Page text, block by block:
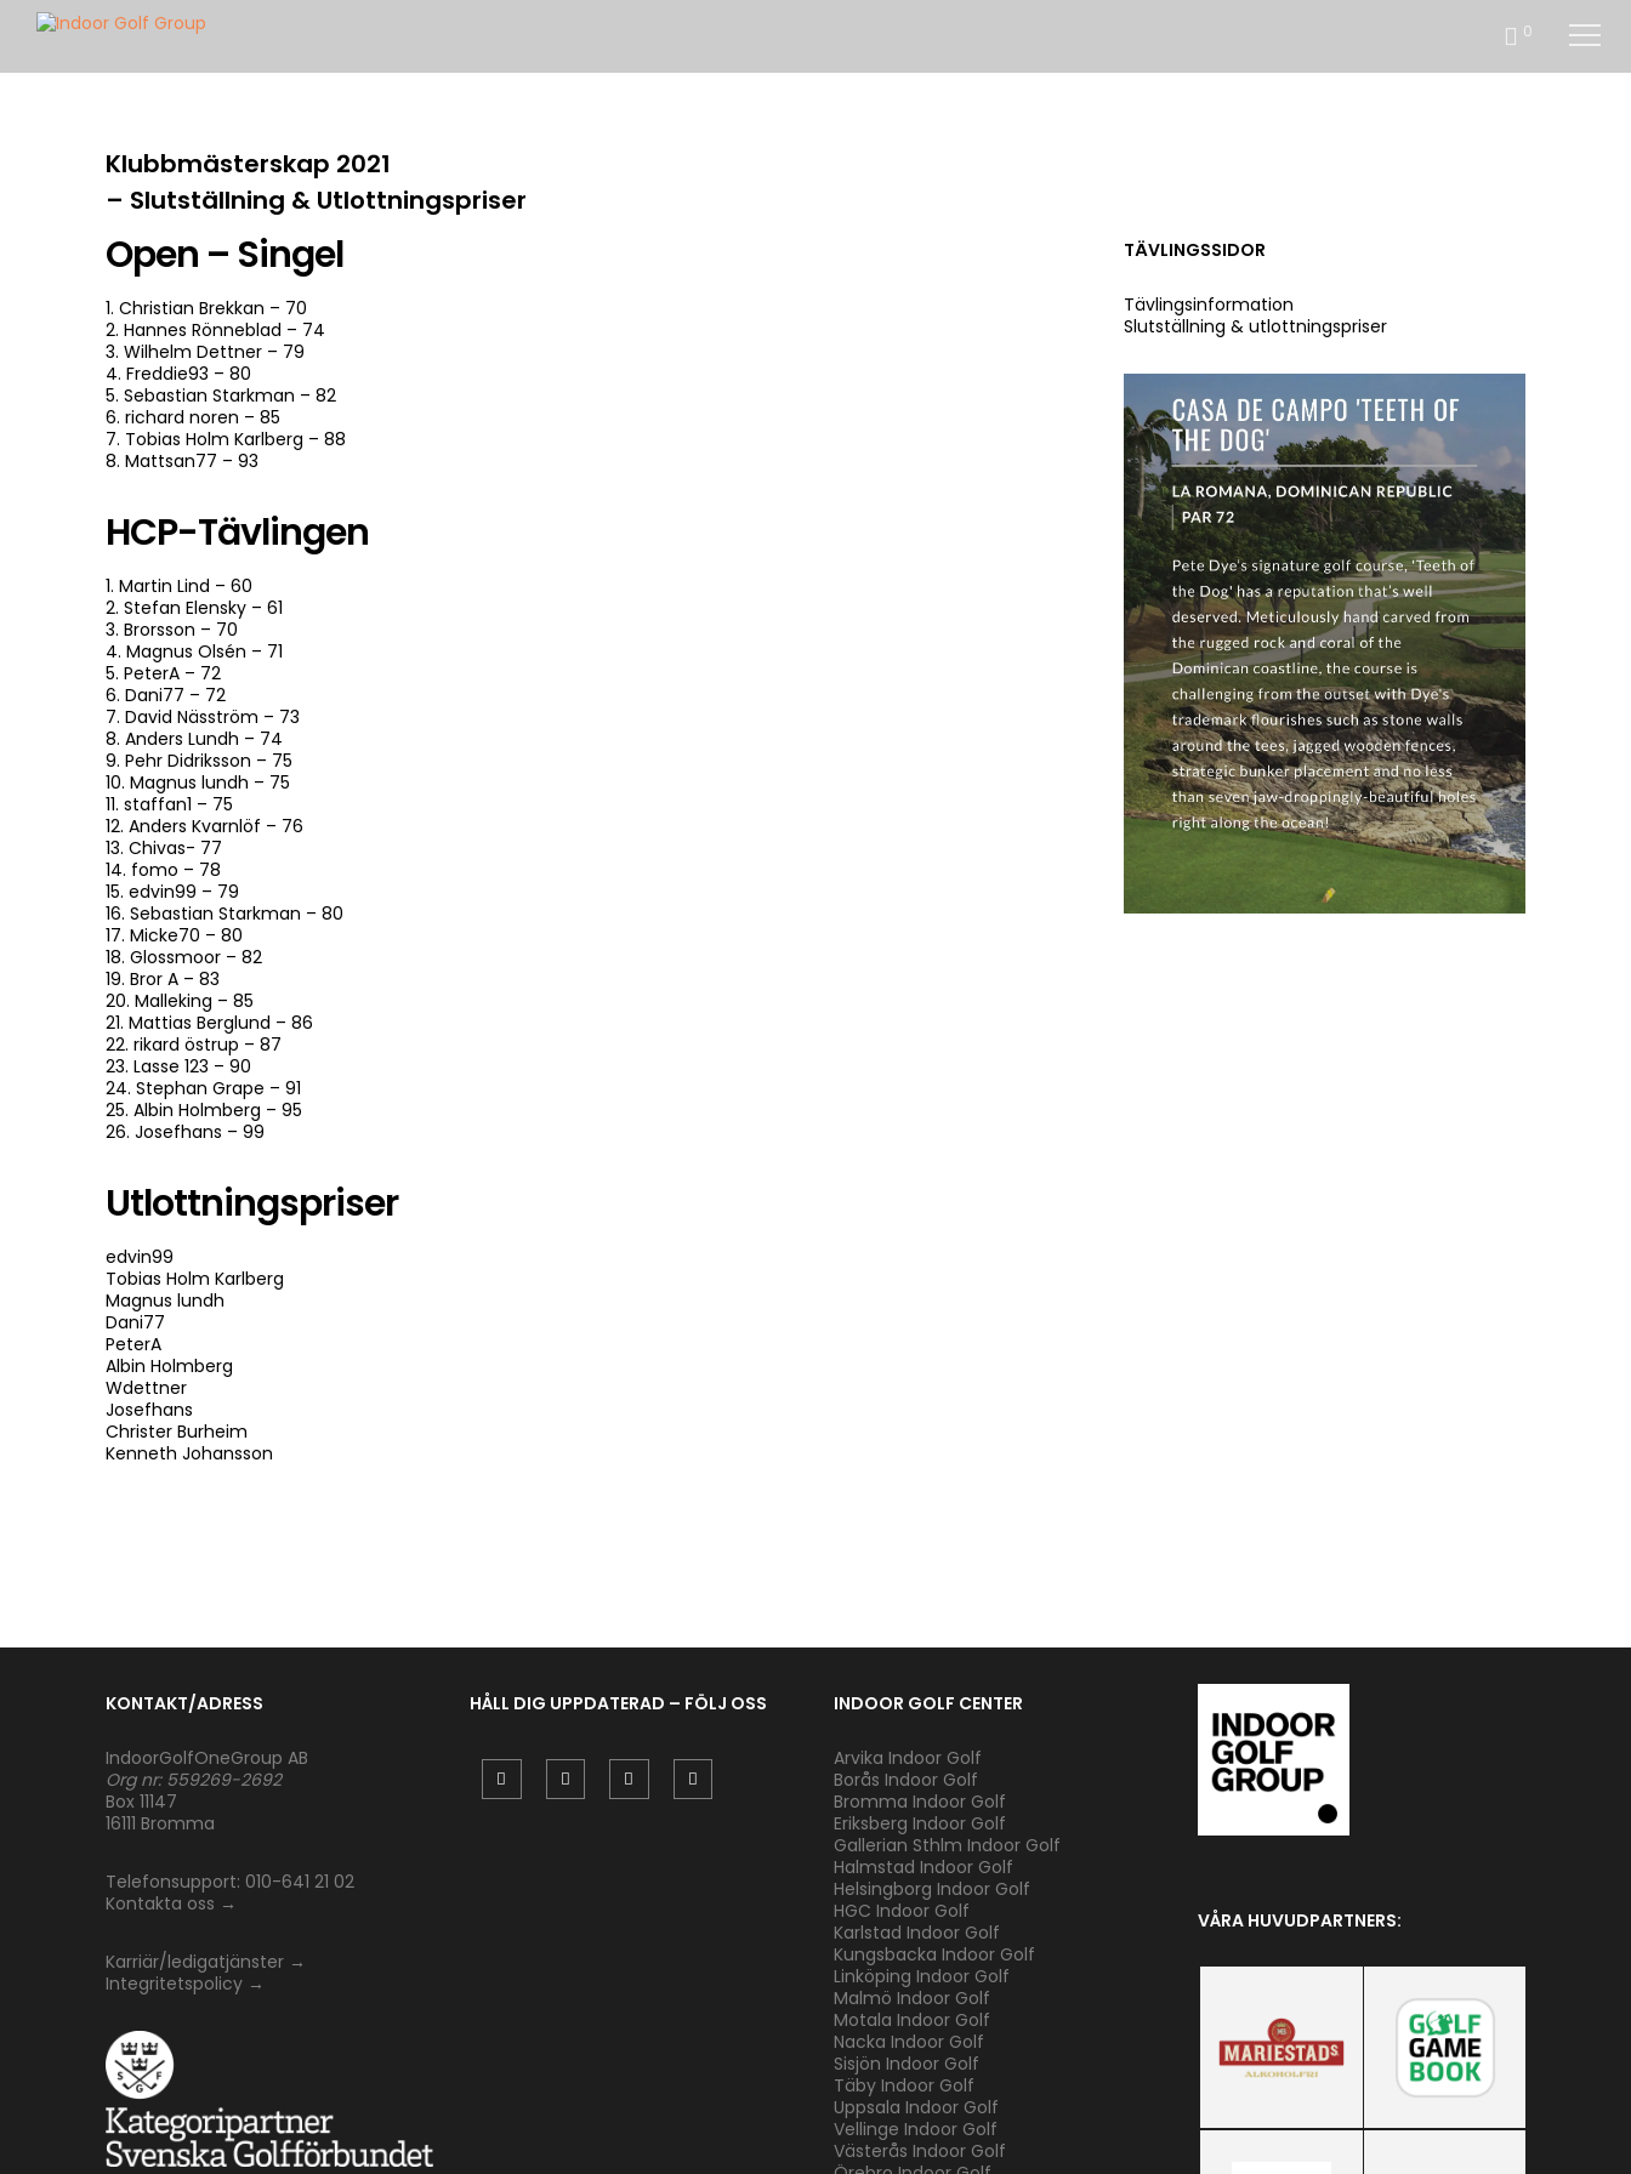
0
Klubbmästerskap 2021
– Slutställning & Utlottningspriser
Open – Singel
1. Christian Brekkan – 70
2. Hannes Rönneblad – 74
3. Wilhelm Dettner – 79
4. Freddie93 – 80
5. Sebastian Starkman – 82
6. richard noren – 85
7. Tobias Holm Karlberg – 88
8. Mattsan77 – 93
HCP-Tävlingen
1. Martin Lind – 60
2. Stefan Elensky – 61
3. Brorsson – 70
4. Magnus Olsén – 71
5. PeterA – 72
6. Dani77 – 72
7. David Näsström – 73
8. Anders Lundh – 74
9. Pehr Didriksson – 75
10. Magnus lundh – 75
11. staffan1 – 75
12. Anders Kvarnlöf – 76
13. Chivas- 77
14. fomo – 78
15. edvin99 – 79
16. Sebastian Starkman – 80
17. Micke70 – 80
18. Glossmoor – 82
19. Bror A – 83
20. Malleking – 85
21. Mattias Berglund – 86
22. rikard östrup – 87
23. Lasse 123 – 90
24. Stephan Grape – 91
25. Albin Holmberg – 95
26. Josefhans – 99
Utlottningspriser
edvin99
Tobias Holm Karlberg
Magnus lundh
Dani77
PeterA
Albin Holmberg
Wdettner
Josefhans
Christer Burheim
Kenneth Johansson
TÄVLINGSSIDOR
Tävlingsinformation
Slutställning & utlottningspriser
KONTAKT/ADRESS
IndoorGolfOneGroup AB
Org nr: 559269-2692
Box 11147
16111 Bromma
Telefonsupport: 010-641 21 02
Kontakta oss →
Karriär/ledigatjänster →
Integritetspolicy →
HÅLL DIG UPPDATERAD – FÖLJ OSS INDOOR GOLF CENTER
Arvika Indoor Golf
Borås Indoor Golf
Bromma Indoor Golf
Eriksberg Indoor Golf
Gallerian Sthlm Indoor Golf
Halmstad Indoor Golf
Helsingborg Indoor Golf
HGC Indoor Golf
Karlstad Indoor Golf
Kungsbacka Indoor Golf
Linköping Indoor Golf
Malmö Indoor Golf
Motala Indoor Golf
Nacka Indoor Golf
Sisjön Indoor Golf
Täby Indoor Golf
Uppsala Indoor Golf
Vellinge Indoor Golf
Västerås Indoor Golf
VÅRA HUVUDPARTNERS: